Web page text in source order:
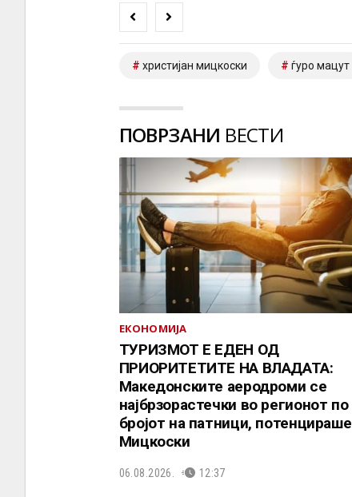
христијан мицкоски ѓуро мацут
ПОВРЗАНИ ВЕСТИ
ЕКОНОМИЈА
ТУРИЗМОТ Е ЕДЕН ОД
ПРИОРИТЕТИТЕ НА ВЛАДАТА:
Македонските аеродроми се
најбрзорастечки во регионот по
бројот на патници, потенцираше
Мицкоски
06.08.2026. 12:37